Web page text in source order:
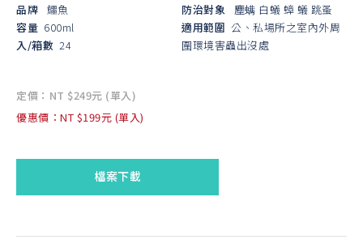
品牌 鱷魚
容量 600ml
入/箱數 24
防治對象
塵螨 白蟻 蟑 蟻 跳蚤
適用範圍 公、私場所之室內外周
圍環境害蟲出沒處
定價：NT $249元 (單入)
優惠價：NT $199元 (單入)
檔案下載